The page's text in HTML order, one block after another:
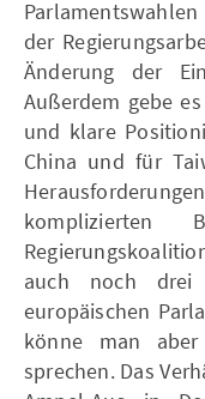
der
Änderung der
Außerdem gebe
und klare
China und für
komplizierten
auch noch drei
europäischen
könne man
sprechen. Das